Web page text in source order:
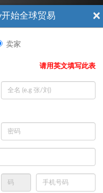
立即註冊，與全球超過7
。 立即加入 |
Search
×
始全球贸易
卖家
请用英文填写此表
无机肥